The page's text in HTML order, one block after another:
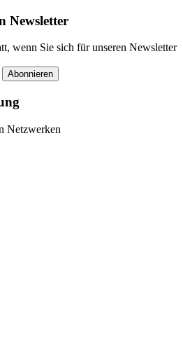
Newsletter
wenn Sie sich für unseren Newsletter
Abonnieren
Netzwerken